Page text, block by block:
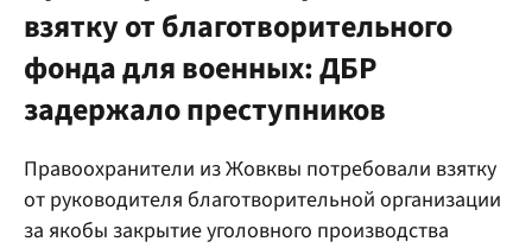
Стоп Политической Коррупции
Политика
взятку от благотворительного
фонда для военных: ДБР
задержало преступников
Правоохранители из Жовквы потребовали взятку
от руководителя благотворительной организации
за якобы закрытие уголовного производства